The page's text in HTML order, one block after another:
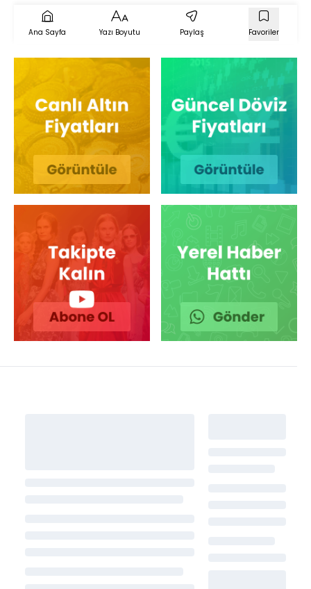
Ana Sayfa Yazı Boyutu Paylaş Favoriler